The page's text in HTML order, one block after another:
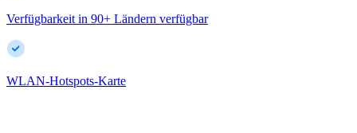
Verfügbarkeit in 90+ Ländern verfügbar
WLAN-Hotspots-Karte